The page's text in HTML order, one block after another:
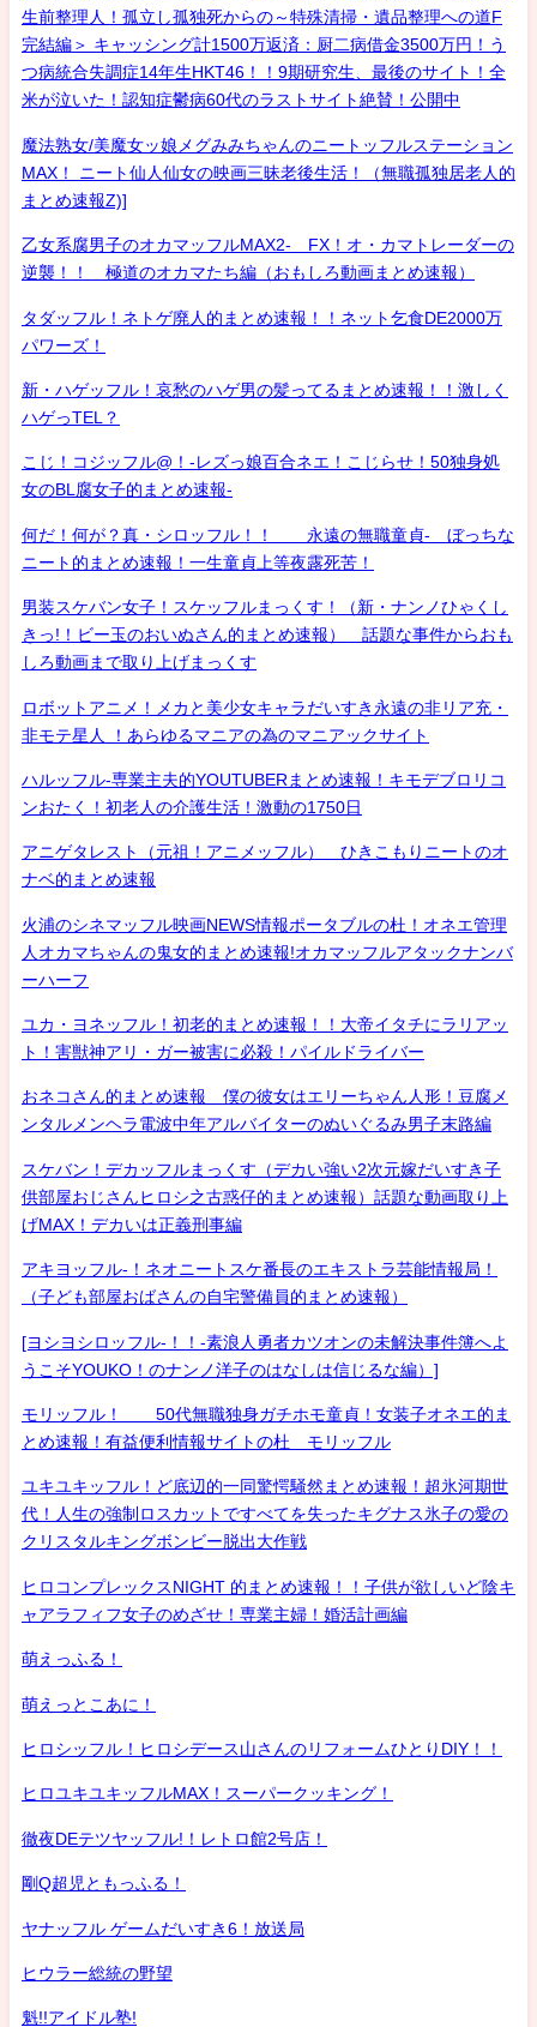
生前整理人！孤立し孤独死からの～特殊清掃・遺品整理への道F
完結編＞ キャッシング計1500万返済：厨二病借金3500万円！う
つ病統合失調症14年生HKT46！！9期研究生、最後のサイト！全
米が泣いた！認知症鬱病60代のラストサイト絶賛！公開中
魔法熟女/美魔女ッ娘メグみみちゃんのニートッフルステーション
MAX！ ニート仙人仙女の映画三昧老後生活！（無職孤独居老人的
まとめ速報Z)]
乙女系腐男子のオカマッフルMAX2- FX！オ・カマトレーダーの
逆襲！！ 極道のオカマたち編（おもしろ動画まとめ速報）
タダッフル！ネトゲ廃人的まとめ速報！！ネット乞食DE2000万
パワーズ！
新・ハゲッフル！哀愁のハゲ男の髪ってるまとめ速報！！激しく
ハゲっTEL？
こじ！コジッフル@！-レズっ娘百合ネエ！こじらせ！50独身処
女のBL腐女子的まとめ速報-
何だ！何が？真・シロッフル！！ 永遠の無職童貞- ぼっちな
ニート的まとめ速報！一生童貞上等夜露死苦！
男装スケバン女子！スケッフルまっくす！（新・ナンノひゃくし
きっ!！ビー玉のおいぬさん的まとめ速報） 話題な事件からおも
しろ動画まで取り上げまっくす
ロボットアニメ！メカと美少女キャラだいすき永遠の非リア充・
非モテ星人 ！あらゆるマニアの為のマニアックサイト
ハルッフル-専業主夫的YOUTUBERまとめ速報！キモデブロリコ
ンおたく！初老人の介護生活！激動の1750日
アニゲタレスト（元祖！アニメッフル） ひきこもりニートのオ
ナベ的まとめ速報
火浦のシネマッフル映画NEWS情報ポータブルの杜！オネエ管理
人オカマちゃんの鬼女的まとめ速報!オカマッフルアタックナンバ
ーハーフ
ユカ・ヨネッフル！初老的まとめ速報！！大帝イタチにラリアッ
ト！害獣神アリ・ガー被害に必殺！パイルドライバー
おネコさん的まとめ速報 僕の彼女はエリーちゃん人形！豆腐メ
ンタルメンヘラ電波中年アルバイターのぬいぐるみ男子末路編
スケバン！デカッフルまっくす（デカい強い2次元嫁だいすき子
供部屋おじさんヒロシ之古惑仔的まとめ速報）話題な動画取り上
げMAX！デカいは正義刑事編
アキヨッフル-！ネオニートスケ番長のエキストラ芸能情報局！
（子ども部屋おばさんの自宅警備員的まとめ速報）
[ヨシヨシロッフル-！！-素浪人勇者カツオンの未解決事件簿へよ
うこそYOUKO！のナンノ洋子のはなしは信じるな編）]
モリッフル！ 50代無職独身ガチホモ童貞！女装子オネエ的ま
とめ速報！有益便利情報サイトの杜 モリッフル
ユキユキッフル！ど底辺的一同驚愕騒然まとめ速報！超氷河期世
代！人生の強制ロスカットですべてを失ったキグナス氷子の愛の
クリスタルキングボンビー脱出大作戦
ヒロコンプレックスNIGHT 的まとめ速報！！子供が欲しいど陰キ
ャアラフィフ女子のめざせ！専業主婦！婚活計画編
萌えっふる！
萌えっとこあに！
ヒロシッフル！ヒロシデース山さんのリフォームひとりDIY！！
ヒロユキユキッフルMAX！スーパークッキング！
徹夜DEテツヤッフル!！レトロ館2号店！
剛Q超児ともっふる！
ヤナッフル ゲームだいすき6！放送局
ヒウラー総統の野望
魁!!アイドル塾!